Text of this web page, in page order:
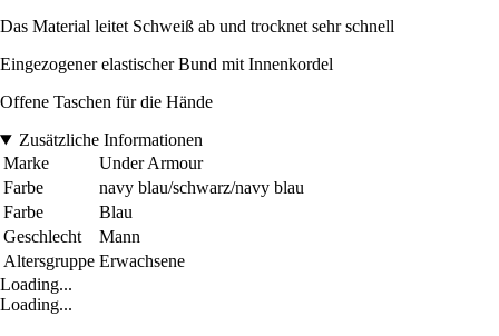
Das Material leitet Schweiß ab und trocknet sehr schnell
Eingezogener elastischer Bund mit Innenkordel
Offene Taschen für die Hände
Zusätzliche Informationen
Marke
Under Armour
Farbe
navy blau/schwarz/navy blau
Farbe
Blau
Geschlecht
Mann
Altersgruppe Erwachsene
Loading...
Loading...